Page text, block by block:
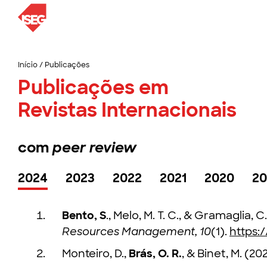
Início/ Publicações
Publicações em
Revistas Internacionais
compeer review
2024 2023 2022 2021 2020
Bento, S., Melo, M. T. C., &
Resources Management, 10(1).
Monteiro, D., Brás, O. R., & Binet, M.